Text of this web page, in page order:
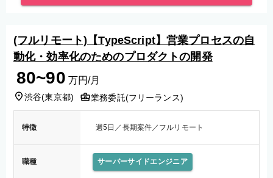
(フルリモート)【TypeScript】営業プロセスの自
動化・効率化のためのプロダクトの開発
80~90 万円/月
渋谷(東京都) 業務委託(フリーランス)
特徴 週5日／長期案件／フルリモート
職種 サーバーサイドエンジニア